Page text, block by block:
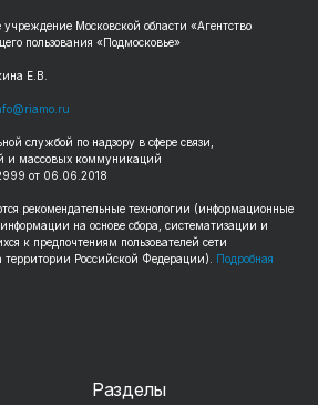
учреждение Московской области «Агентство
пользования «Подмосковье»
Е.В.
службой по надзору в сфере связи,
и массовых коммуникаций
от 06.06.2018
рекомендательные технологии (информационные
на основе сбора, систематизации и
к предпочтениям пользователей сети
территории Российской Федерации).
Подробная
Разделы